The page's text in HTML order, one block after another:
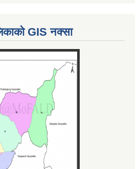
GIS नक्सा